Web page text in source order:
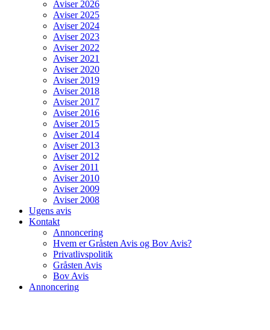
Aviser 2026
Aviser 2025
Aviser 2024
Aviser 2023
Aviser 2022
Aviser 2021
Aviser 2020
Aviser 2019
Aviser 2018
Aviser 2017
Aviser 2016
Aviser 2015
Aviser 2014
Aviser 2013
Aviser 2012
Aviser 2011
Aviser 2010
Aviser 2009
Aviser 2008
Ugens avis
Kontakt
Annoncering
Hvem er Gråsten Avis og Bov Avis?
Privatlivspolitik
Gråsten Avis
Bov Avis
Annoncering